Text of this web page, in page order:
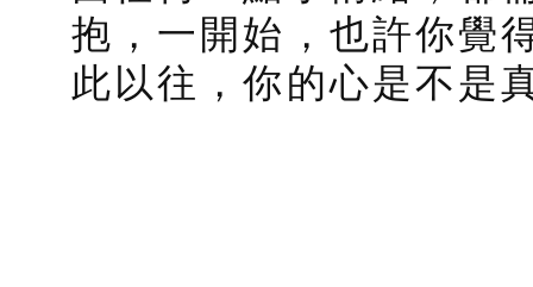
抱，一開始，也許你覺
此以往，你的心是不是